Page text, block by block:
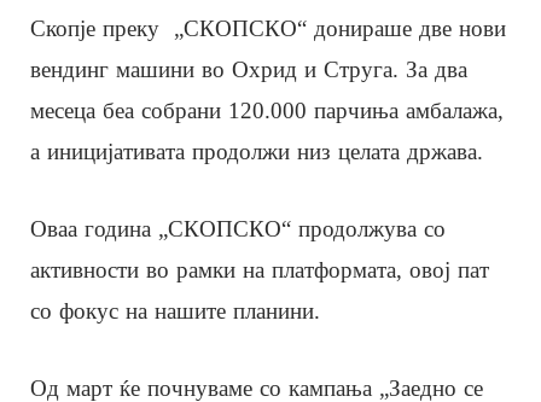
Скопје преку „СКОПСКО“ донираше две нови
вендинг машини во Охрид и Струга. За два
месеца беа собрани 120.000 парчиња амбалажа,
а иницијативата продолжи низ целата држава.
Оваа година „СКОПСКО“ продолжува со
активности во рамки на платформата, овој пат
со фокус на нашите планини.
Од март ќе почнуваме со кампања „Заедно се